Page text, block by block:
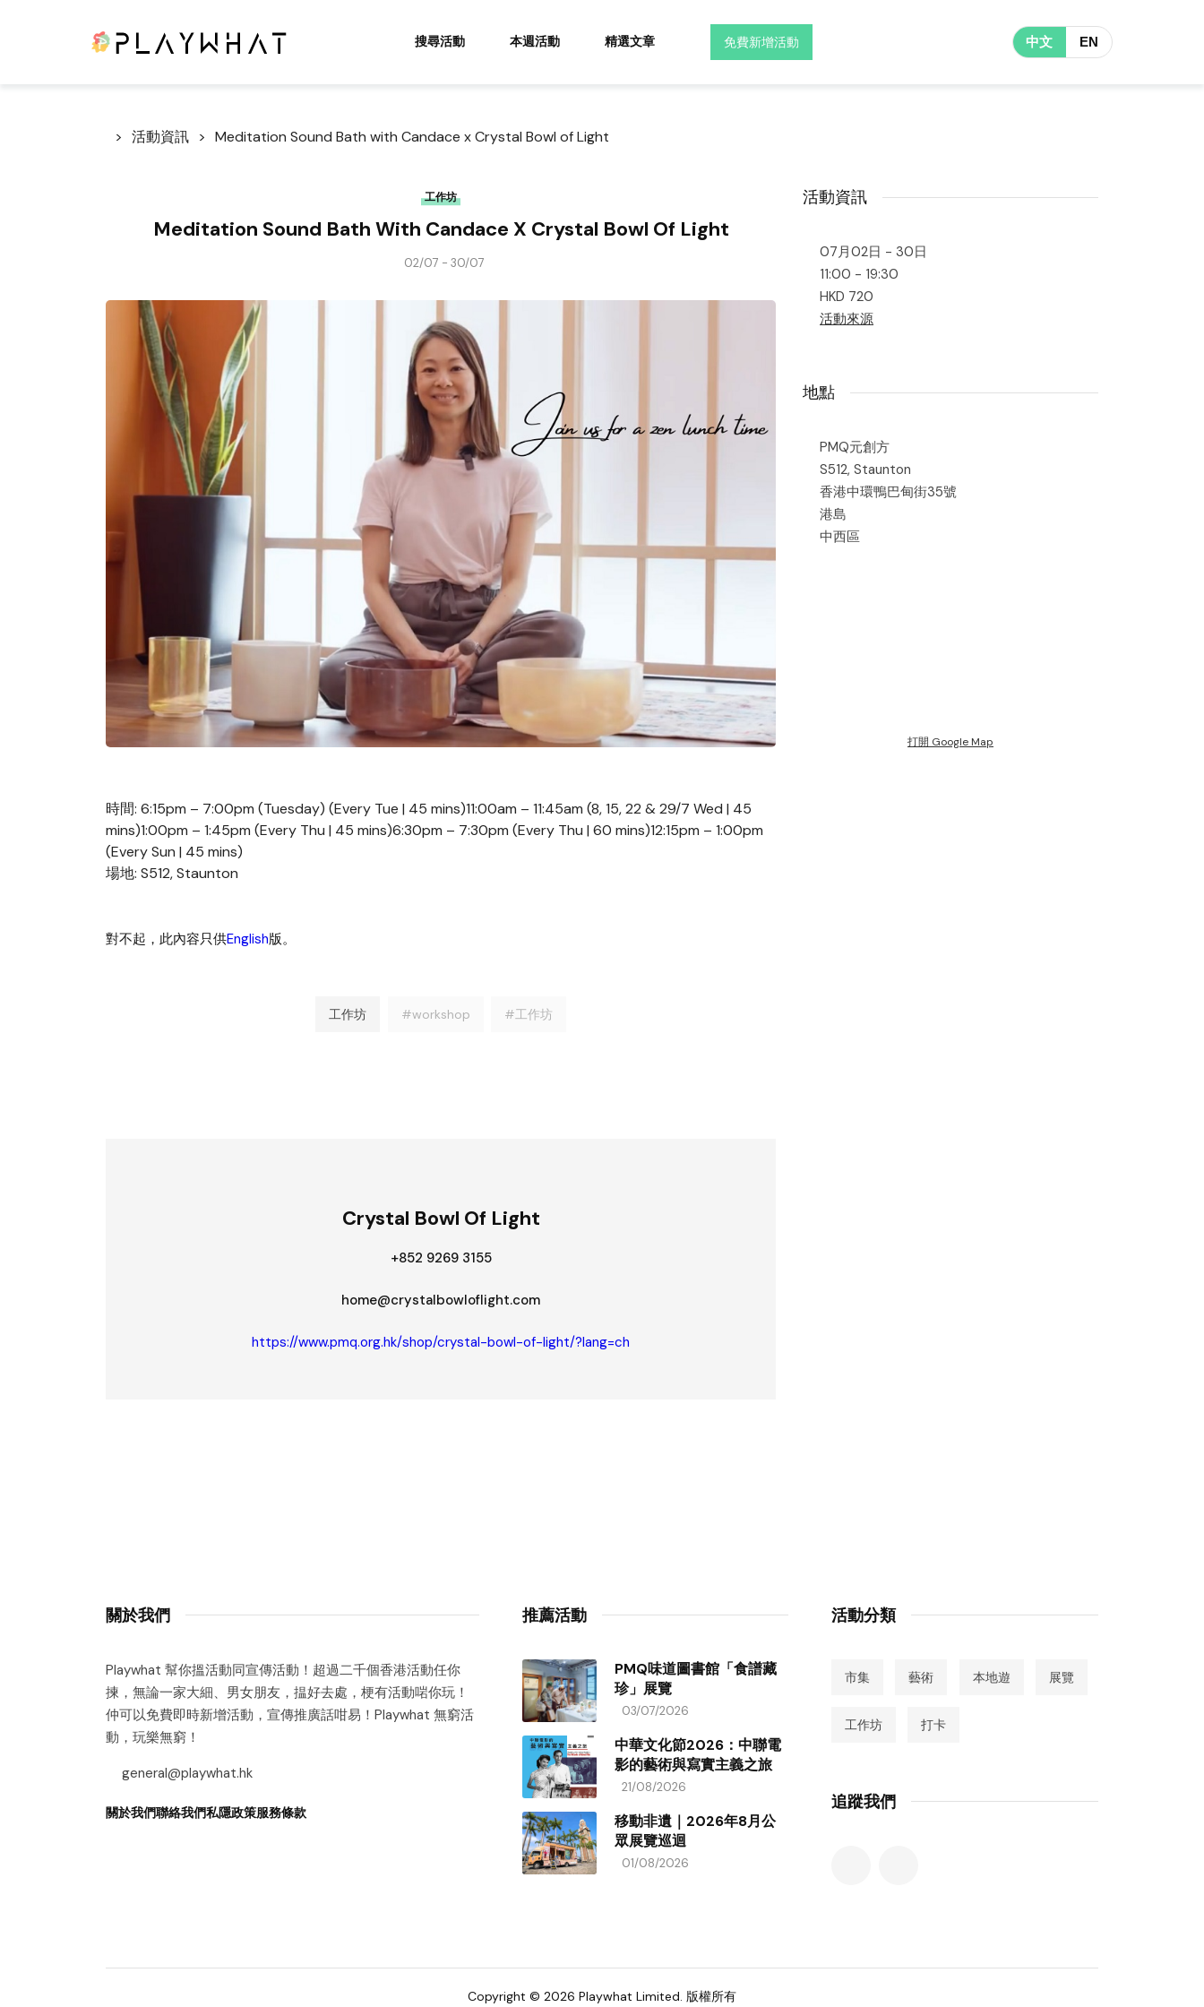
搜尋活動 本週活動 精選文章 免費新增活動 中文 EN
活動資訊 Meditation Sound Bath with Candace x Crystal Bowl of Light
工作坊
Meditation Sound Bath With Candace X Crystal Bowl Of Light
02/07 - 30/07
時間: 6:15pm – 7:00pm (Tuesday) (Every Tue | 45 mins)11:00am – 11:45am (8, 15, 22 & 29/7 Wed | 45
mins)1:00pm – 1:45pm (Every Thu | 45 mins)6:30pm – 7:30pm (Every Thu | 60 mins)12:15pm – 1:00pm
(Every Sun | 45 mins)
場地: S512, Staunton
對不起，此內容只供English版。
工作坊 #workshop #工作坊
Crystal Bowl Of Light
+852 9269 3155
home@crystalbowloflight.com
https://www.pmq.org.hk/shop/crystal-bowl-of-light/?lang=ch
活動資訊
07月02日 - 30日
11:00 - 19:30
HKD 720
活動來源
地點
PMQ元創方
S512, Staunton
香港中環鴨巴甸街35號
港島
中西區
打開 Google Map
關於我們
Playwhat 幫你搵活動同宣傳活動！超過二千個香港活動任你
揀，無論一家大細、男女朋友，揾好去處，梗有活動啱你玩！
仲可以免費即時新增活動，宣傳推廣話咁易！Playwhat 無窮活
動，玩樂無窮！
general@playwhat.hk
關於我們聯絡我們私隱政策服務條款
推薦活動
PMQ味道圖書館「食譜藏
珍」展覽
03/07/2026
中華文化節2026：中聯電
影的藝術與寫實主義之旅
21/08/2026
移動非遺｜2026年8月公
眾展覽巡迴
01/08/2026
活動分類
市集 藝術 本地遊 展覽
工作坊 打卡
追蹤我們
Copyright © 2026 Playwhat Limited. 版權所有